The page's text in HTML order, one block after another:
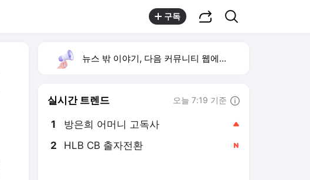
구독
뉴스 밖 이야기, 다음 커뮤니티 웹에서 보기
실시간 트렌드 오늘 7:19 기준
1 방은희 어머니 고독사
2 HLB CB 출자전환